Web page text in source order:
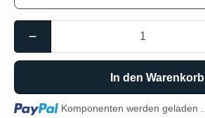
In den Warenkorb
Loading... Komponenten werden geladen ...